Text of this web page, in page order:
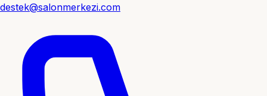
destek@salonmerkezi.com